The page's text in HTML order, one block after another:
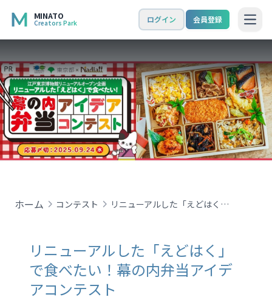
MINATO
Creators Park ログイン 会員登録
ホーム コンテスト リニューアルした「えどはく」で食べたい！幕の内弁当アイデアコンテスト
リニューアルした「えどはく」
で食べたい！幕の内弁当アイデ
アコンテスト